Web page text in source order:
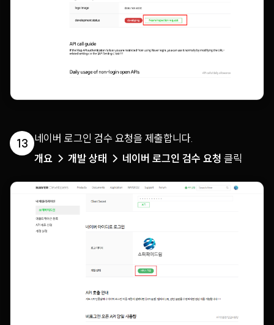
13 네이버 로그인 검수 요청을 제출합니다.
개요 → 개발 상태 → 네이버 로그인 검수 요청 클릭